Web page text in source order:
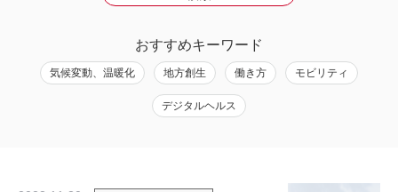
おすすめキーワード
気候変動、温暖化 地方創生 働き方 モビリティ
デジタルヘルス